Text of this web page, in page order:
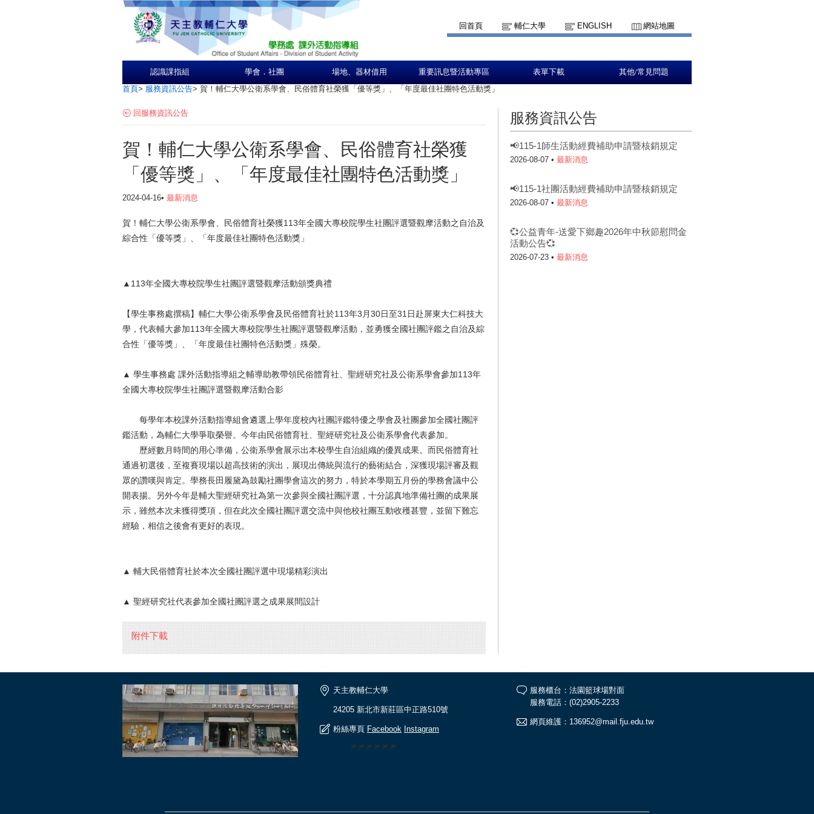
回首頁 輔仁大學 ENGLISH 網站地圖
認識課指組 學會．社團 場地、器材借用 重要訊息暨活動專區 表單下載 其他/常見問題
首頁> 服務資訊公告> 賀！輔仁大學公衛系學會、民俗體育社榮獲「優等獎」、「年度最佳社團特色活動獎」
回服務資訊公告
賀！輔仁大學公衛系學會、民俗體育社榮獲
「優等獎」、「年度最佳社團特色活動獎」
2024-04-16• 最新消息
賀！輔仁大學公衛系學會、民俗體育社榮獲113年全國大專校院學生社團評選暨觀摩活動之自治及
綜合性「優等獎」、「年度最佳社團特色活動獎」
▲113年全國大專校院學生社團評選暨觀摩活動頒獎典禮
【學生事務處撰稿】輔仁大學公衛系學會及民俗體育社於113年3月30日至31日赴屏東大仁科技大
學，代表輔大參加113年全國大專校院學生社團評選暨觀摩活動，並勇獲全國社團評鑑之自治及綜
合性「優等獎」、「年度最佳社團特色活動獎」殊榮。
▲ 學生事務處 課外活動指導組之輔導助教帶領民俗體育社、聖經研究社及公衛系學會參加113年
全國大專校院學生社團評選暨觀摩活動合影
每學年本校課外活動指導組會遴選上學年度校內社團評鑑特優之學會及社團參加全國社團評
鑑活動，為輔仁大學爭取榮譽。今年由民俗體育社、聖經研究社及公衛系學會代表參加。
歷經數月時間的用心準備，公衛系學會展示出本校學生自治組織的優異成果。而民俗體育社
通過初選後，至複賽現場以超高技術的演出，展現出傳統與流行的藝術結合，深獲現場評審及觀
眾的讚嘆與肯定。學務長田履黛為鼓勵社團學會這次的努力，特於本學期五月份的學務會議中公
開表揚。另外今年是輔大聖經研究社為第一次參與全國社團評選，十分認真地準備社團的成果展
示，雖然本次未獲得獎項，但在此次全國社團評選交流中與他校社團互動收穫甚豐，並留下難忘
經驗，相信之後會有更好的表現。
▲ 輔大民俗體育社於本次全國社團評選中現場精彩演出
▲ 聖經研究社代表參加全國社團評選之成果展間設計
附件下載
服務資訊公告
📢115-1師生活動經費補助申請暨核銷規定
2026-08-07 • 最新消息
📢115-1社團活動經費補助申請暨核銷規定
2026-08-07 • 最新消息
💞公益青年-送愛下鄉趣2026年中秋節慰問金
活動公告💞
2026-07-23 • 最新消息
天主教輔仁大學
24205 新北市新莊區中正路510號
粉絲專頁 Facebook Instagram
🎆🎆🎆🎆🎆🎆
服務櫃台：法園籃球場對面
服務電話：(02)2905-2233
網頁維護：136952@mail.fju.edu.tw